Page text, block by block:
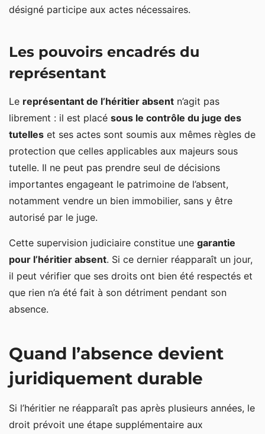
désigné participe aux actes nécessaires.
Les pouvoirs encadrés du
représentant
Le représentant de l’héritier absent n’agit pas
librement : il est placé sous le contrôle du juge des
tutelles et ses actes sont soumis aux mêmes règles de
protection que celles applicables aux majeurs sous
tutelle. Il ne peut pas prendre seul de décisions
importantes engageant le patrimoine de l’absent,
notamment vendre un bien immobilier, sans y être
autorisé par le juge.
Cette supervision judiciaire constitue une garantie
pour l’héritier absent. Si ce dernier réapparaît un jour,
il peut vérifier que ses droits ont bien été respectés et
que rien n’a été fait à son détriment pendant son
absence.
Quand l’absence devient
juridiquement durable
Si l’héritier ne réapparaît pas après plusieurs années, le
droit prévoit une étape supplémentaire aux